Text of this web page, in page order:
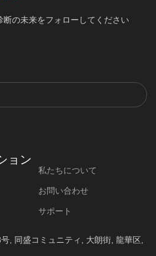
断の未来をフォローしてください
ョン
私たちについて
お問い合わせ
サポート
, 同盛コミュニティ, 大朗街, 龍華区,